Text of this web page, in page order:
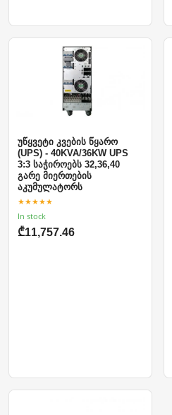
უწყვეტი კვების წყარო
(UPS) - 40KVA/36KW UPS
3:3 საჭიროებს 32,36,40
გარე მიერთების
აკუმულატორს
★★★★★
In stock
₾11,757.46